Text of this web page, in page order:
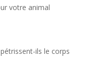
votre animal
ils le corps